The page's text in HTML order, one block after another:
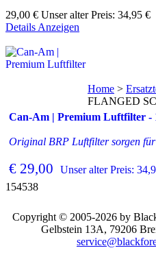
29,00 € Unser alter Preis: 34,95 €
Details Anzeigen
Can-Am | Premium Luftfilter -
Original BRP Luftfilter sorgen
€ 29,00 Unser alter Preis:
Home >
FLANGED
154538
Copyright © 2005-2026 by
Gelbstein 13A, 79206